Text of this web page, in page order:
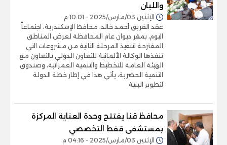
واللبان
الإثنين 03/مارس/2025 - 10:01 م
عقد الفريق أحمد خالد، محافظ الإسكندرية، اجتماعاً
اليوم، بمقر ديوان عام المحافظة لعرض المناطق
المقترحة لتنفيذ المرحلة الثانية من مشروعات التي
تنفذها الوكالة الألمانية للتعاون الدولي بالتعاون مع
الهيئة العامة للتخطيط والتنمية العمرانية، وصندوق
التنمية الحضرية، يأتي هذا في إطار خطة الدولة
لتطوير البنية
محافظ قنا يفتتح وحدة العناية المركزة
بمستشفى قفط التخصصي
الإثنين 03/مارس/2025 - 04:16 م